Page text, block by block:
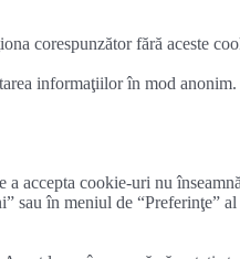
corespunzător fără aceste
informaţiilor în mod anonim.
accepta cookie-uri nu
sau în meniul de “Preferinţe”